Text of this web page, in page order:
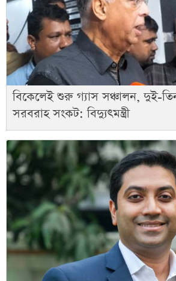
বিকেলেই শুরু গ্যাস সঞ্চালন, দুই-
সরবরাহ সংকট: বিদ্যুৎমন্ত্রী